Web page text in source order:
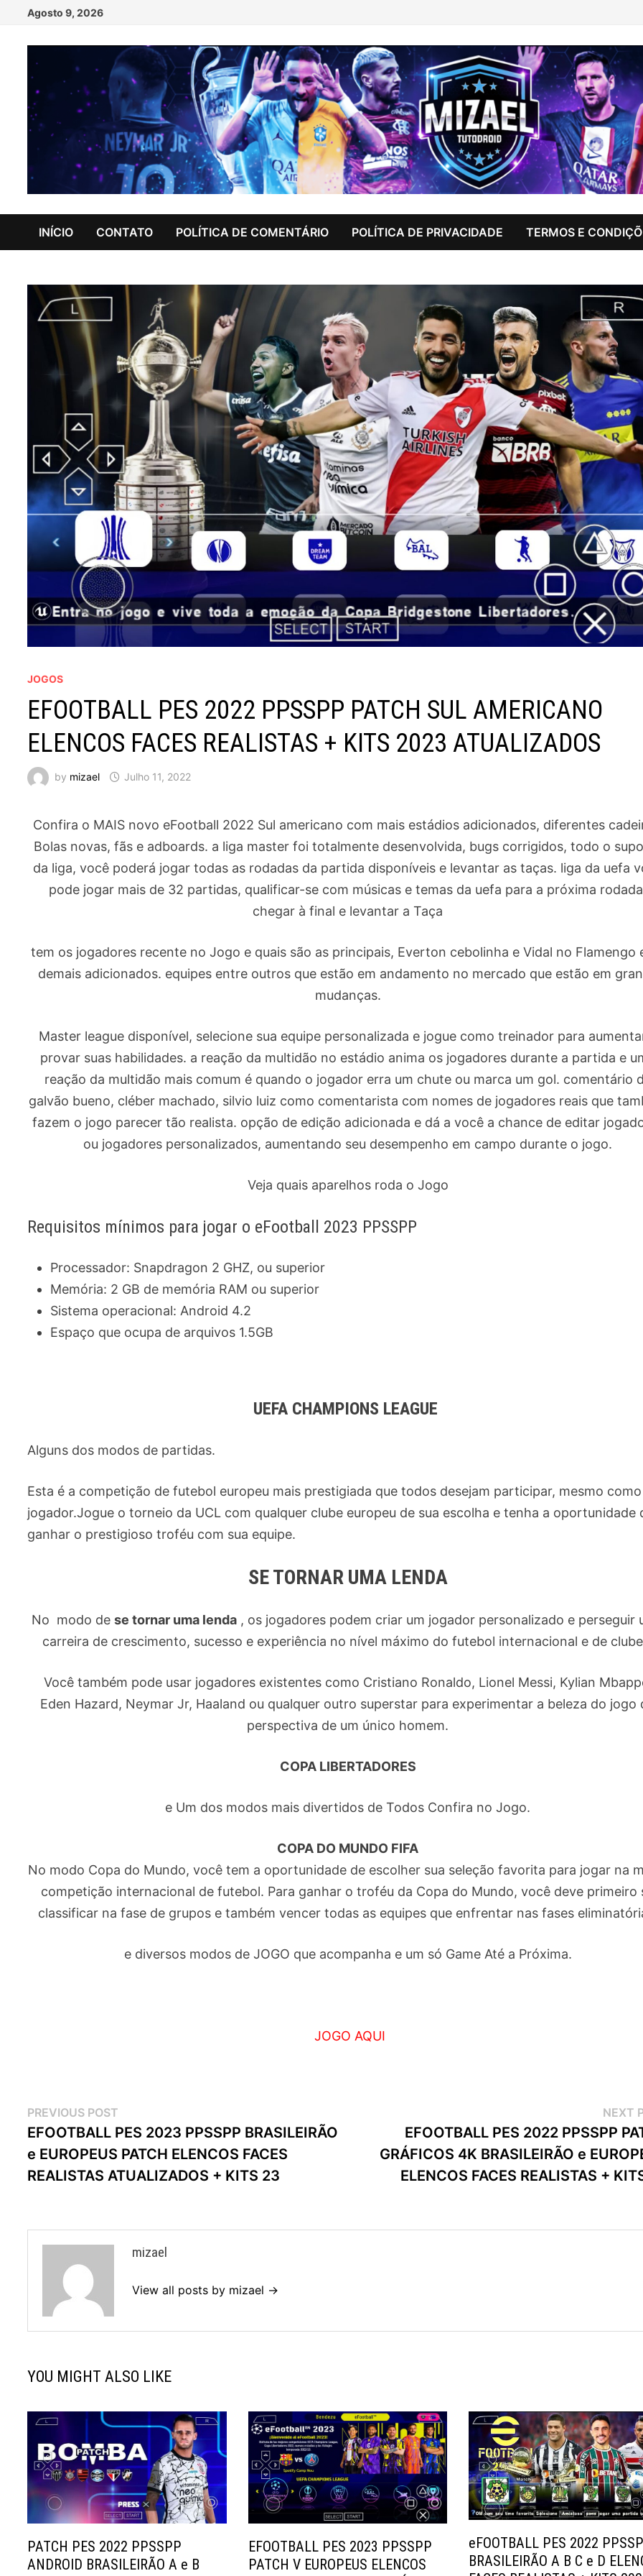
content
Agosto 9, 2026
INÍCIO CONTATO POLÍTICA DE COMENTÁRIO POLÍTICA DE PRIVACIDADE TERMOS E
JOGOS
EFOOTBALL PES 2022 PPSSPP PATCH SUL AMERICANO
ELENCOS FACES REALISTAS + KITS 2023 ATUALIZADOS
by mizael Julho 11, 2022
Confira o MAIS novo eFootball 2022 Sul americano com mais estádios adicionados, diferentes
Bolas novas, fãs e adboards. a liga master foi totalmente desenvolvida, bugs corrigidos, todo o
da liga, você poderá jogar todas as rodadas da partida disponíveis e levantar as taças. liga da uefa
pode jogar mais de 32 partidas, qualificar-se com músicas e temas da uefa para a próxima
chegar à final e levantar a Taça
tem os jogadores recente no Jogo e quais são as principais, Everton cebolinha e Vidal no Flamengo
demais adicionados. equipes entre outros que estão em andamento no mercado que estão em
mudanças.
Master league disponível, selecione sua equipe personalizada e jogue como treinador para
provar suas habilidades. a reação da multidão no estádio anima os jogadores durante a partida e
reação da multidão mais comum é quando o jogador erra um chute ou marca um gol. comentário
galvão bueno, cléber machado, silvio luiz como comentarista com nomes de jogadores reais que
fazem o jogo parecer tão realista. opção de edição adicionada e dá a você a chance de editar
ou jogadores personalizados, aumentando seu desempenho em campo durante o jogo.
Veja quais aparelhos roda o Jogo
Requisitos mínimos para jogar o eFootball 2023 PPSSPP
Processador: Snapdragon 2 GHZ, ou superior
Memória: 2 GB de memória RAM ou superior
Sistema operacional: Android 4.2
Espaço que ocupa de arquivos 1.5GB
UEFA CHAMPIONS LEAGUE
Alguns dos modos de partidas.
Esta é a competição de futebol europeu mais prestigiada que todos desejam participar, mesmo como
jogador.Jogue o torneio da UCL com qualquer clube europeu de sua escolha e tenha a oportunidade
ganhar o prestigioso troféu com sua equipe.
SE TORNAR UMA LENDA
No modo de se tornar uma lenda, os jogadores podem criar um jogador personalizado e perseguir
carreira de crescimento, sucesso e experiência no nível máximo do futebol internacional e de
Você também pode usar jogadores existentes como Cristiano Ronaldo, Lionel Messi, Kylian
Eden Hazard, Neymar Jr, Haaland ou qualquer outro superstar para experimentar a beleza do jogo
perspectiva de um único homem.
COPA LIBERTADORES
e Um dos modos mais divertidos de Todos Confira no Jogo.
COPA DO MUNDO FIFA
No modo Copa do Mundo, você tem a oportunidade de escolher sua seleção favorita para jogar na
competição internacional de futebol. Para ganhar o troféu da Copa do Mundo, você deve primeiro
classificar na fase de grupos e também vencer todas as equipes que enfrentar nas fases
e diversos modos de JOGO que acompanha e um só Game Até a Próxima.
JOGO AQUI
Navegação
de
artigos
PREVIOUS POST
post:
EFOOTBALL PES 2023 PPSSPP BRASILEIRÃO
e EUROPEUS PATCH ELENCOS FACES
REALISTAS ATUALIZADOS + KITS 23
NEXT
EFOOTBALL PES 2022 PPSSPP
GRÁFICOS 4K BRASILEIRÃO e
ELENCOS FACES REALISTAS +
mizael
View all posts by mizael →
YOU MIGHT ALSO LIKE
PATCH PES 2022 PPSSPP
ANDROID BRASILEIRÃO A e B
EFOOTBALL PES 2023 PPSSPP
PATCH V EUROPEUS ELENCOS
eFOOTBALL PES 2022
BRASILEIRÃO A B C e D